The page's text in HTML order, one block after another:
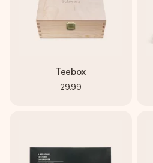
Teebox
29,99